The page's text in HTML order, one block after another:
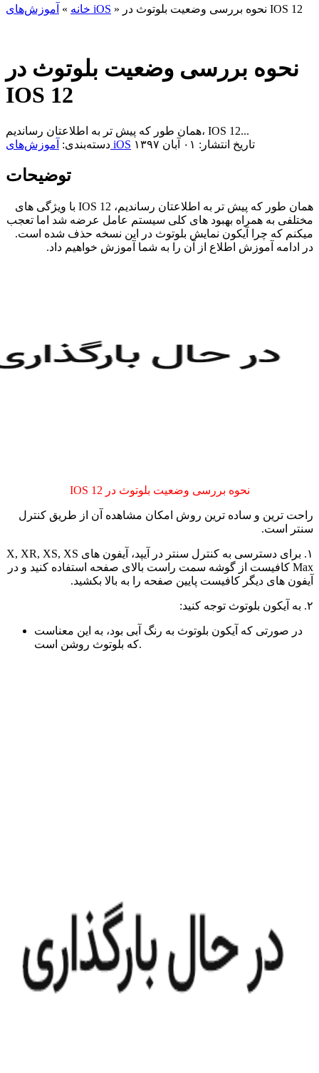
خانه » آموزش‌های iOS » نحوه بررسی وضعیت بلوتوث در IOS 12
نحوه بررسی وضعیت بلوتوث در
IOS 12
همان طور که پیش تر به اطلاعتان رساندیم، IOS 12...
دسته‌بندی: آموزش‌های iOS تاریخ انتشار: ۰۱ آبان ۱۳۹۷
توضیحات
همان طور که پیش تر به اطلاعتان رساندیم، IOS 12 با ویژگی های
مختلفی به همراه بهبود های کلی سیستم عامل عرضه شد اما تعجب
میکنم که چرا آیکون نمایش بلوتوث در این نسخه حذف شده است.
در ادامه آموزش اطلاع از آن را به شما آموزش خواهیم داد.
نحوه بررسی وضعیت بلوتوث در IOS 12
راحت ترین و ساده ترین روش امکان مشاهده آن از طریق کنترل
سنتر است.
۱. برای دسترسی به کنترل سنتر در آیپد، آیفون های X, XR, XS, XS
Max کافیست از گوشه سمت راست بالای صفحه استفاده کنید و در
آیفون های دیگر کافیست پایین صفحه را به بالا بکشید.
۲. به آیکون بلوتوث توجه کنید:
در صورتی که آیکون بلوتوث به رنگ آبی بود، به این معناست
که بلوتوث روشن است.